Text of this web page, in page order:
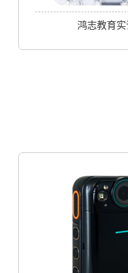
鸿志教育实